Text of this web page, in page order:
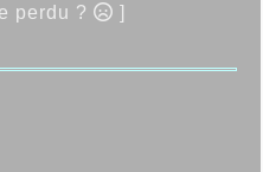
perdu ? ]